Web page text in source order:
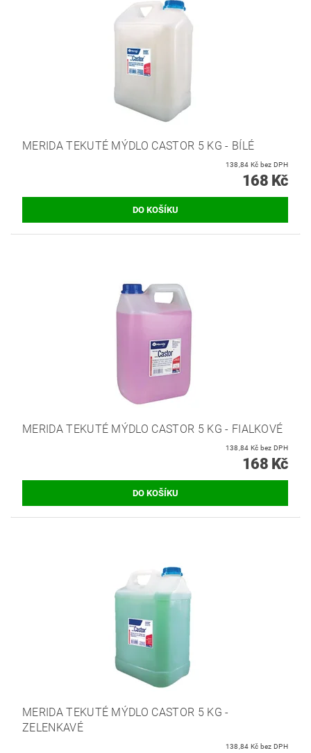
MERIDA TEKUTÉ MÝDLO CASTOR 5 KG - BÍLÉ
138,84 Kč bez DPH
168 Kč
MERIDA TEKUTÉ MÝDLO CASTOR 5 KG - FIALKOVÉ
138,84 Kč bez DPH
168 Kč
MERIDA TEKUTÉ MÝDLO CASTOR 5 KG -
ZELENKAVÉ
138,84 Kč bez DPH